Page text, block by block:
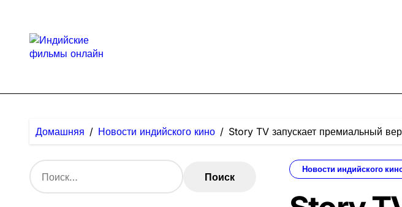
содержанию
Домашняя Новости индийского кино Story TV запускает премиальный
Н
а
Новости индийского